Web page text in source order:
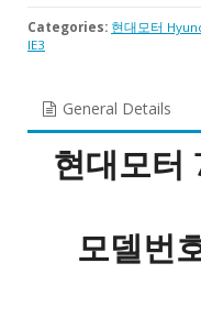
Categories: 현대모터
IE3
General Details
현대모터
모델번